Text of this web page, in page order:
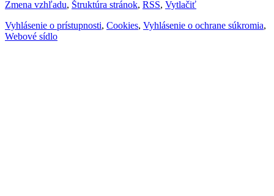
Zmena vzhľadu, Štruktúra stránok, RSS, Vytlačiť
Vyhlásenie o prístupnosti, Cookies, Vyhlásenie o ochrane súkromia,
Webové sídlo